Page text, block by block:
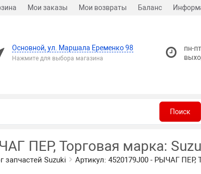
Мои заказы Мои возвраты Баланс
Основной, ул. Маршала Еременко 98
Нажмите для выбора магазина
пн-
Поиск
ПЕР, Торговая марка:
запчастей Suzuki Артикул: 4520179J00 - РЫЧАГ ПЕР,